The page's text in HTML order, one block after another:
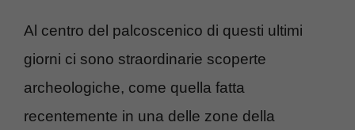
Al centro del palcoscenico di questi ultimi
giorni ci sono straordinarie scoperte
archeologiche, come quella fatta
recentemente in una delle zone della